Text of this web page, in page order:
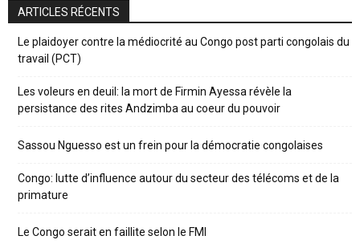
ARTICLES RÉCENTS
Le plaidoyer contre la médiocrité au Congo post parti congolais du
travail (PCT)
Les voleurs en deuil: la mort de Firmin Ayessa révèle la
persistance des rites Andzimba au coeur du pouvoir
Sassou Nguesso est un frein pour la démocratie congolaises
Congo: lutte d’influence autour du secteur des télécoms et de la
primature
Le Congo serait en faillite selon le FMI